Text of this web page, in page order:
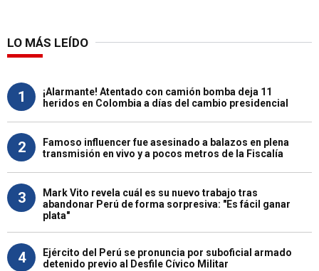
LO MÁS LEÍDO
1
¡Alarmante! Atentado con camión bomba deja 11
heridos en Colombia a días del cambio presidencial
2
Famoso influencer fue asesinado a balazos en plena
transmisión en vivo y a pocos metros de la Fiscalía
3
Mark Vito revela cuál es su nuevo trabajo tras
abandonar Perú de forma sorpresiva: "Es fácil ganar
plata"
4
Ejército del Perú se pronuncia por suboficial armado
detenido previo al Desfile Cívico Militar